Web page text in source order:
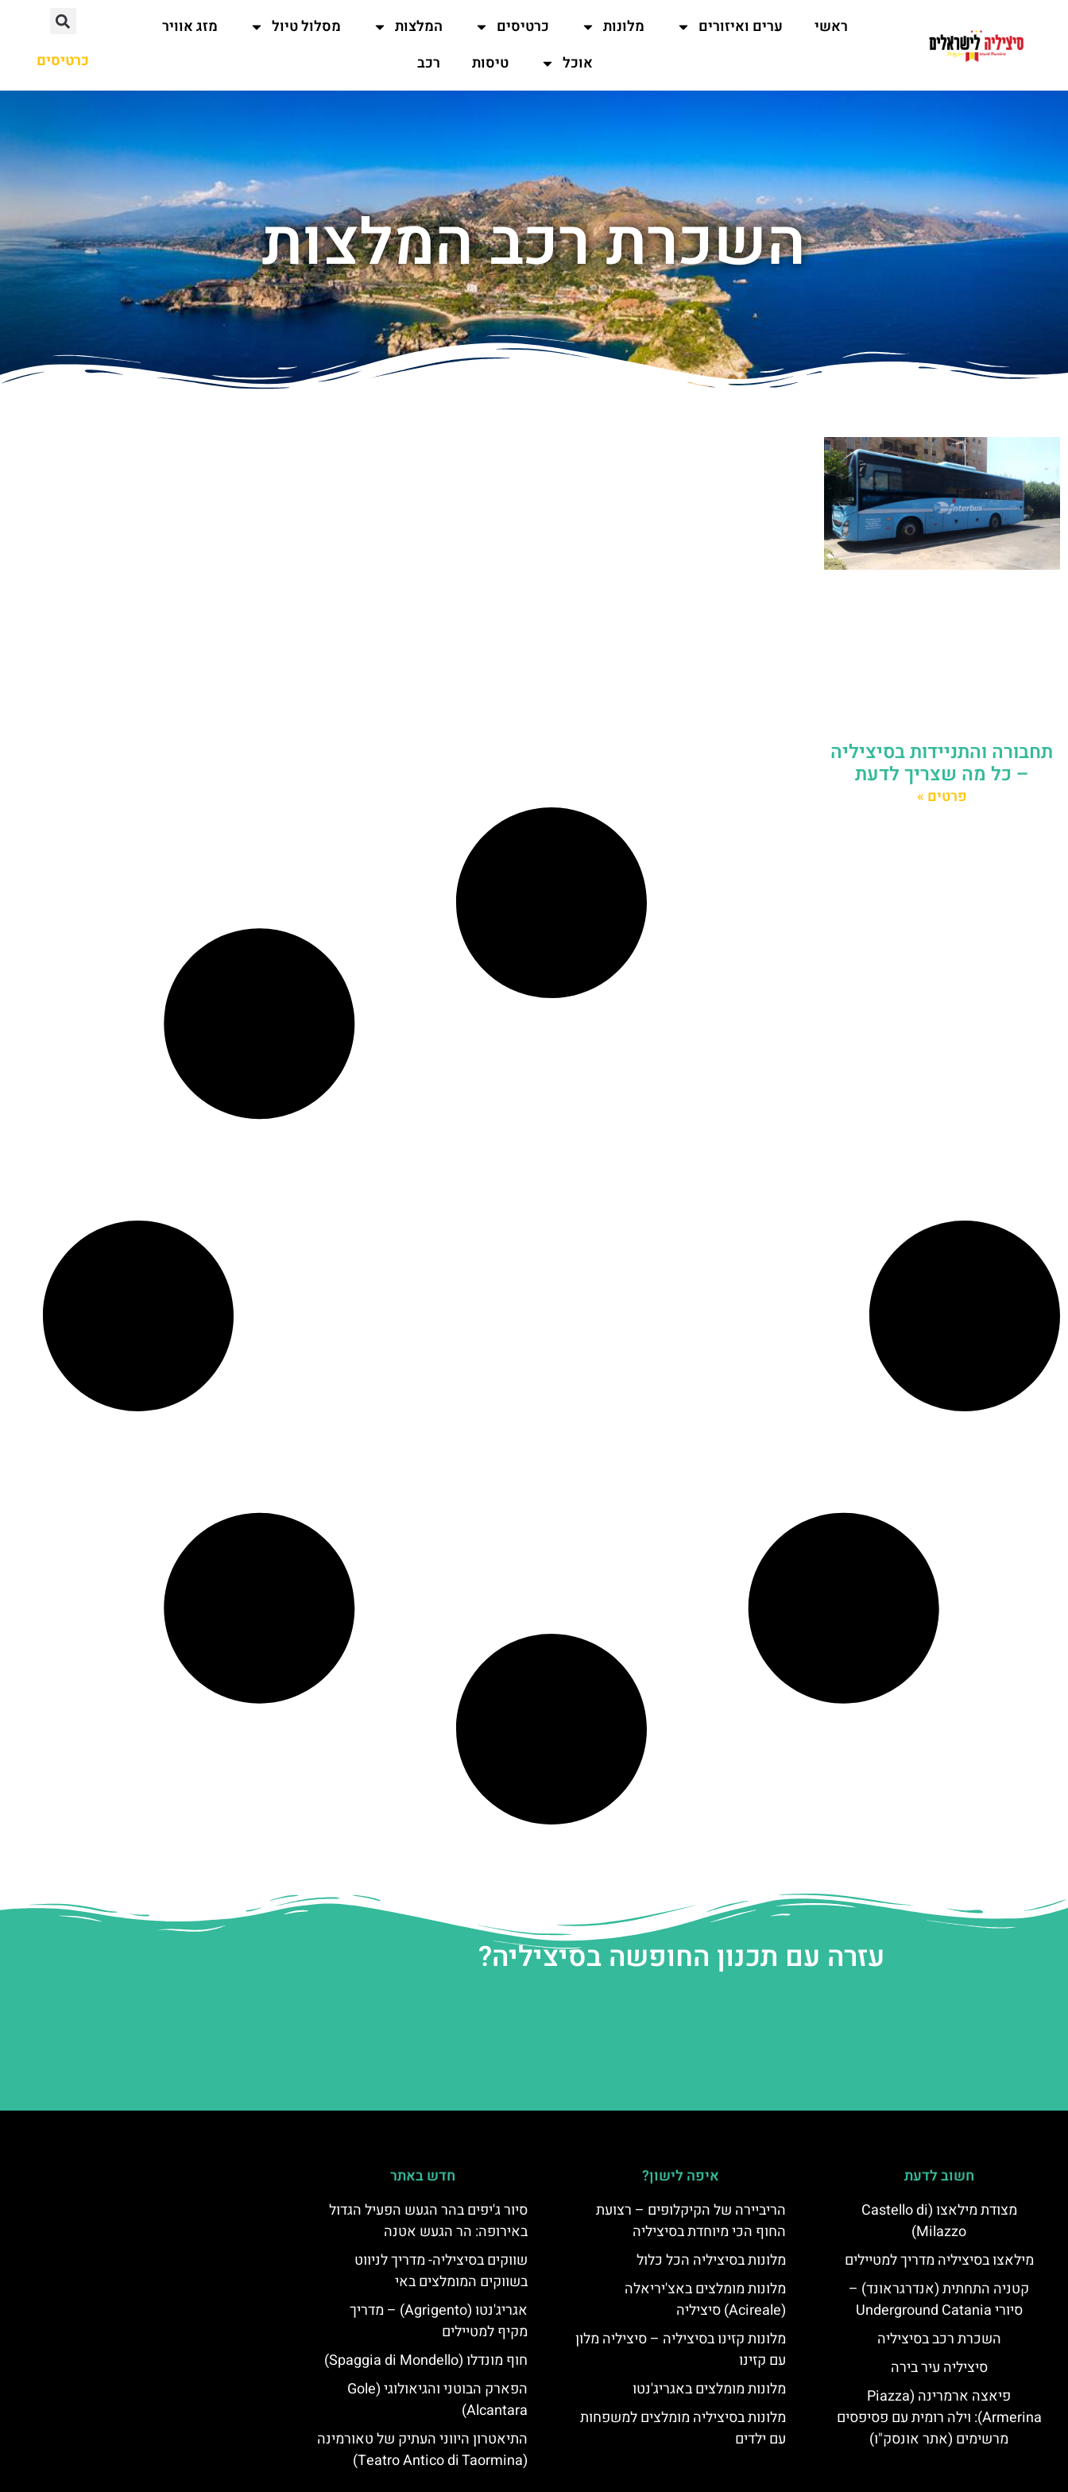
ראשי ערים ואיזורים מלונות כרטיסים המלצות מסלול טיול
מזג אוויר
אוכל
טיסות רכב כרטיסים
השכרת רכב המלצות
תחבורה והתניידות בסיציליה
– כל מה שצריך לדעת
פרטים »
עזרה עם תכנון החופשה בסיציליה?
חשוב לדעת
מצודת מילאצו (Castello di
Milazzo)
מילאצו בסיציליה מדריך למטיילים
קטניה התחתית (אנדרגראונד) –
סיורי Underground Catania
השכרת רכב בסיציליה
סיציליה עיר בירה
פיאצה ארמרינה (Piazza
Armerina): וילה רומית עם פסיפסים
מרשימים (אתר אונסק"ו)
איפה לישון?
הריביירה של הקיקלופים – רצועת
החוף הכי מיוחדת בסיציליה
מלונות בסיציליה הכל כלול
מלונות מומלצים באצ'יריאלה
(Acireale) סיציליה
מלונות קזינו בסיציליה – סיציליה מלון
עם קזינו
מלונות מומלצים באגריג'נטו
מלונות בסיציליה מומלצים למשפחות
עם ילדים
חדש באתר
סיור ג'יפים בהר הגעש הפעיל הגדול
באירופה: הר הגעש אטנה
שווקים בסיציליה- מדריך לניווט
בשווקים המומלצים באי
אגריג'נטו (Agrigento) – מדריך
מקיף למטיילים
חוף מונדלו (Spaggia di Mondello)
הפארק הבוטני והגיאולוגי (Gole
Alcantara)
התיאטרון היווני העתיק של טאורמינה
(Teatro Antico di Taormina)